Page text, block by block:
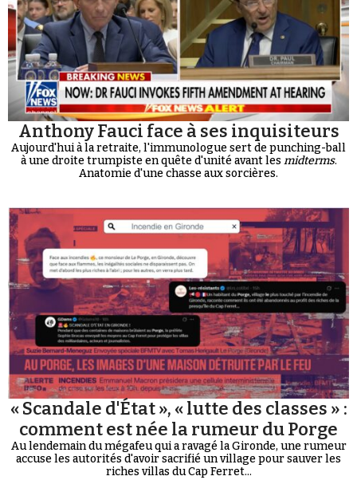
Anthony Fauci face à ses inquisiteurs
Aujourd'hui à la retraite, l'immunologue sert de punching-ball
à une droite trumpiste en quête d'unité avant les midterms.
Anatomie d'une chasse aux sorcières.
« Scandale d'État », « lutte des classes » :
comment est née la rumeur du Porge
Au lendemain du mégafeu qui a ravagé la Gironde, une rumeur
accuse les autorités d'avoir sacrifié un village pour sauver les
riches villas du Cap Ferret...